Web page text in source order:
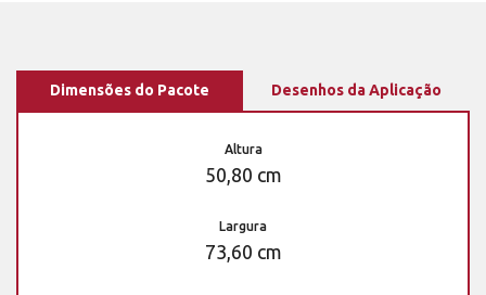
Dimensões do Pacote Desenhos da Aplicação
Altura
50,80 cm
Largura
73,60 cm